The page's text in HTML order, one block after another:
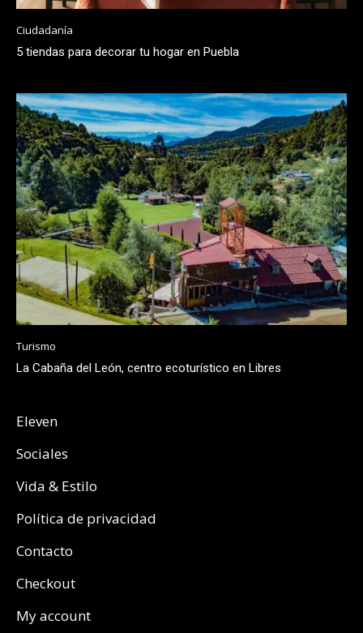
Ciudadanía
5 tiendas para decorar tu hogar en Puebla
Turismo
La Cabaña del León, centro ecoturístico en Libres
Eleven
Sociales
Vida & Estilo
Política de privacidad
Contacto
Checkout
My account